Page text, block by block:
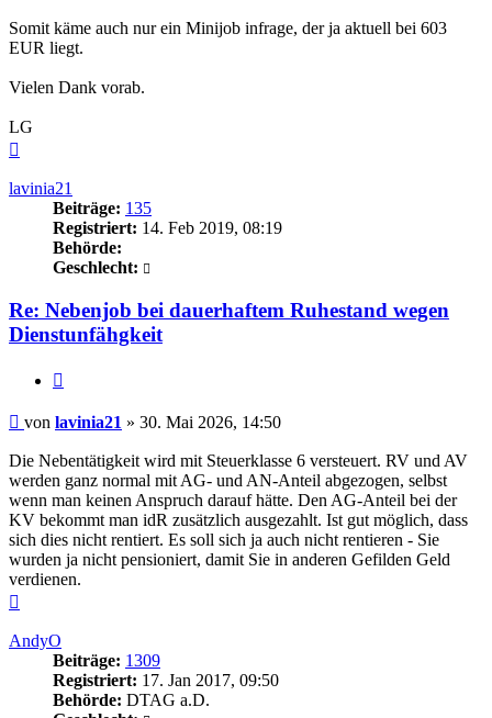
Somit käme auch nur ein Minijob infrage, der ja aktuell bei 603
EUR liegt.
Vielen Dank vorab.
LG
lavinia21
Beiträge: 135
Registriert: 14. Feb 2019, 08:19
Behörde:
Geschlecht:
Re: Nebenjob bei dauerhaftem Ruhestand wegen
Dienstunfähgkeit
Beitrag
von lavinia21 » 30. Mai 2026, 14:50
Die Nebentätigkeit wird mit Steuerklasse 6 versteuert. RV und AV
werden ganz normal mit AG- und AN-Anteil abgezogen, selbst
wenn man keinen Anspruch darauf hätte. Den AG-Anteil bei der
KV bekommt man idR zusätzlich ausgezahlt. Ist gut möglich, dass
sich dies nicht rentiert. Es soll sich ja auch nicht rentieren - Sie
wurden ja nicht pensioniert, damit Sie in anderen Gefilden Geld
verdienen.
AndyO
Beiträge: 1309
Registriert: 17. Jan 2017, 09:50
Behörde: DTAG a.D.